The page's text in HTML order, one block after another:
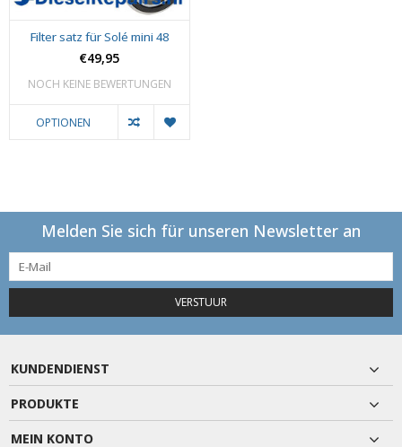
Filter satz für Solé mini 48
€49,95
NOCH KEINE BEWERTUNGEN
OPTIONEN
Melden Sie sich für unseren Newsletter an
VERSTUUR
KUNDENDIENST
PRODUKTE
MEIN KONTO